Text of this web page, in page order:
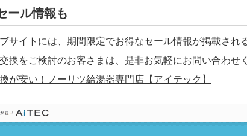
ール情報も
サイトには、期間限定でお得なセール情報が掲載さ
換をご検討のお客さまは、是非お気軽にお問い合わせ
が安い！ノーリツ給湯器専門店【アイテック】